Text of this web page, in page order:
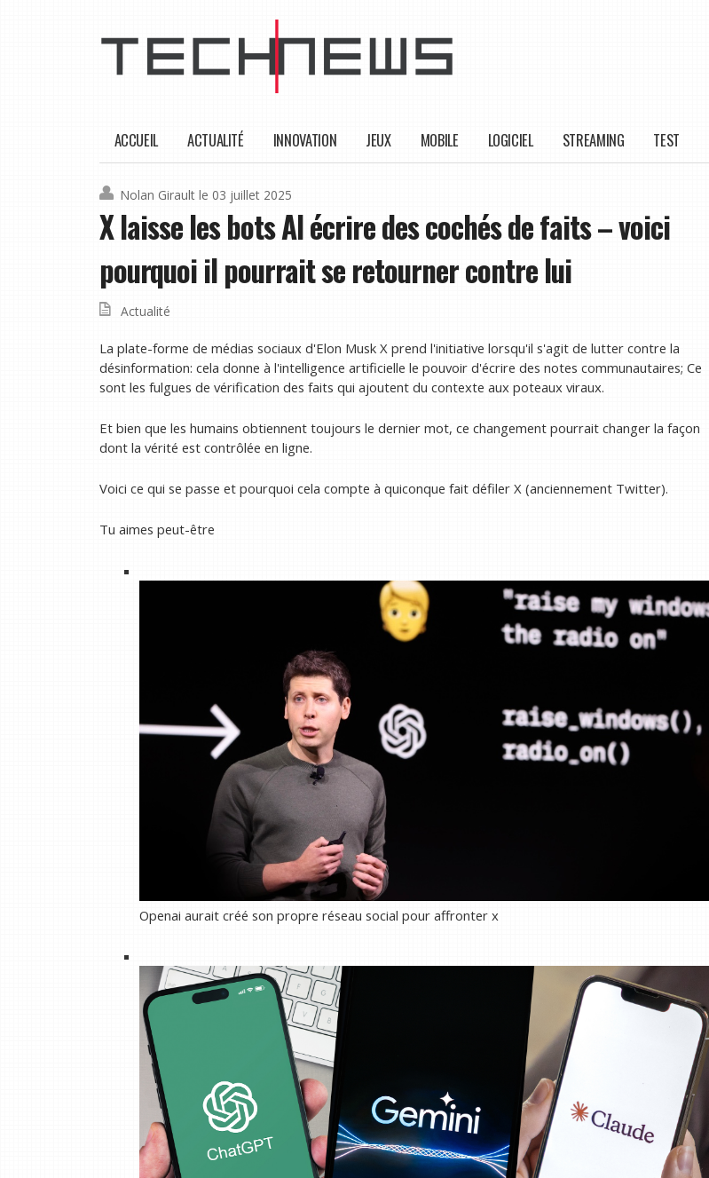
ACCUEIL ACTUALITÉ INNOVATION JEUX MOBILE LOGICIEL STREAMING TEST
Nolan Girault le 03 juillet 2025
X laisse les bots AI écrire des cochés de faits – voici
pourquoi il pourrait se retourner contre lui
Actualité
La plate-forme de médias sociaux d'Elon Musk X prend l'initiative lorsqu'il s'agit de lutter contre la
désinformation: cela donne à l'intelligence artificielle le pouvoir d'écrire des notes communautaires; Ce
sont les fulgues de vérification des faits qui ajoutent du contexte aux poteaux viraux.
Et bien que les humains obtiennent toujours le dernier mot, ce changement pourrait changer la façon
dont la vérité est contrôlée en ligne.
Voici ce qui se passe et pourquoi cela compte à quiconque fait défiler X (anciennement Twitter).
Tu aimes peut-être
Openai aurait créé son propre réseau social pour affronter x